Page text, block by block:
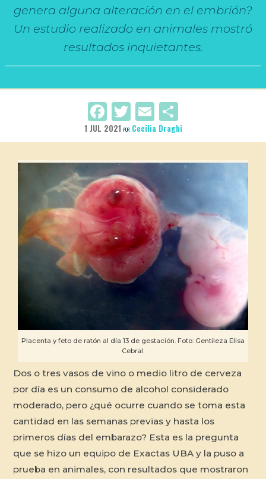
genera alguna alteración en el embrión?
Un estudio realizado en animales mostró
resultados inquietantes.
Facebook
Twitter
Email
1 JUL 2021 POR Cecilia Draghi
Placenta y feto de ratón al día 13 de gestación. Foto: Gentileza Elisa
Cebral.
Dos o tres vasos de vino o medio litro de cerveza
por día es un consumo de alcohol considerado
moderado, pero ¿qué ocurre cuando se toma esta
cantidad en las semanas previas y hasta los
primeros días del embarazo? Esta es la pregunta
que se hizo un equipo de Exactas UBA y la puso a
prueba en animales, con resultados que mostraron